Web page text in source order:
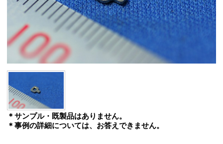
＊サンプル・既製品はありません。
＊事例の詳細については、お答えできません。